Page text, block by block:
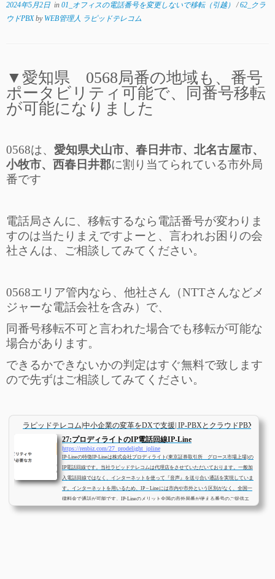
2024年5月2日 in 01_オフィスの電話番号を変更しないで移転（引越）/62_クラ
ウドPBXby WEB管理人 ラピッドテレコム
▼愛知県 0568局番の地域も、番号
ポータビリティ可能で、同番号移転
が可能になりました
0568は、 愛知県犬山市、春日井市、北名古屋市、
小牧市、西春日井郡に割り当てられている市外局
番です
電話局さんに、移転するなら電話番号が変わりま
すのは当たりまえですよーと、言われお困りの会
社さんは、ご相談してみてください。
0568エリア管内なら、他社さん（NTTさんなどメ
ジャーな電話会社を含み）で、
同番号移転不可と言われた場合でも移転が可能な
場合があります。
できるかできないかの判定はすぐ無料で致します
ので先ずはご相談してみてください。
ラピッドテレコム|中小企業の変革をDXで支援| IP-PBXとクラウドPBXとビ
27:プロディライトのIP電話回線IP-Line
https://renbiz.com/27_prodelight_ipline
IP-Lineの特徴IP-Lineは株式会社プロディライト(東京証券取引所 グロース市場上場)の
IP電話回線です。当社ラピッドテレコムは代理店をさせていただいております。一般加
入電話回線ではなく、インターネットを使って『音声』を送り合い通話を実現していま
す。インターネットを用いるため、IP – Lineには市内や市外という区別がなく、全国一
律料金で通話が可能です。IP-Lineのメリット全国の市外局番が使える番号のご提供エ
リアは東京03・大阪06だけでなく全国主要都市をカバー。他社で断念してしまったクラ